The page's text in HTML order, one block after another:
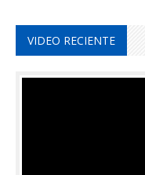
VIDEO RECIENTE